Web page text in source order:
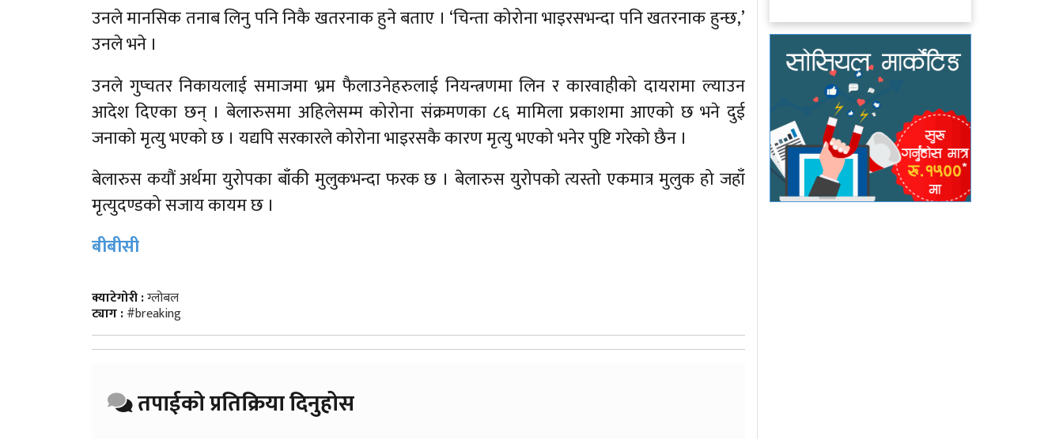
उनले मानसिक तनाब लिनु पनि निकै खतरनाक हुने बताए । ‘चिन्ता कोरोना भाइरसभन्दा पनि खतरनाक हुन्छ,’
उनले भने ।
उनले गुप्चतर निकायलाई समाजमा भ्रम फैलाउनेहरुलाई नियन्त्रणमा लिन र कारवाहीको दायरामा ल्याउन
आदेश दिएका छन् । बेलारुसमा अहिलेसम्म कोरोना संक्रमणका ८६ मामिला प्रकाशमा आएको छ भने दुई
जनाको मृत्यु भएको छ । यद्यपि सरकारले कोरोना भाइरसकै कारण मृत्यु भएको भनेर पुष्टि गरेको छैन ।
बेलारुस कयौं अर्थमा युरोपका बाँकी मुलुकभन्दा फरक छ । बेलारुस युरोपको त्यस्तो एकमात्र मुलुक हो जहाँ
मृत्युदण्डको सजाय कायम छ ।
बीबीसी
क्याटेगोरी :ग्लोबल
ट्याग :#breaking
तपाईको प्रतिक्रिया दिनुहोस